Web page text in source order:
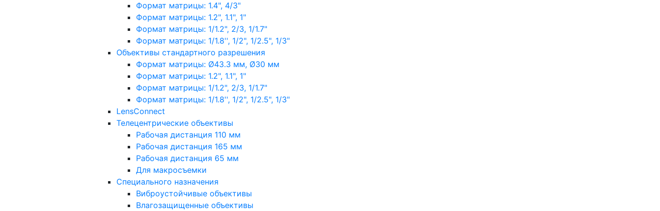
Формат матрицы: 1.4", 4/3"
Формат матрицы: 1.2", 1.1", 1"
Формат матрицы: 1/1.2", 2/3, 1/1.7"
Формат матрицы: 1/1.8'', 1/2", 1/2.5", 1/3"
Объективы стандартного разрешения
Формат матрицы: Ø43.3 мм, Ø30 мм
Формат матрицы: 1.2", 1.1", 1"
Формат матрицы: 1/1.2", 2/3, 1/1.7"
Формат матрицы: 1/1.8'', 1/2", 1/2.5", 1/3"
LensConnect
Телецентрические объективы
Рабочая дистанция 110 мм
Рабочая дистанция 165 мм
Рабочая дистанция 65 мм
Для макросъемки
Специального назначения
Виброустойчивые объективы
Влагозащищенные объективы